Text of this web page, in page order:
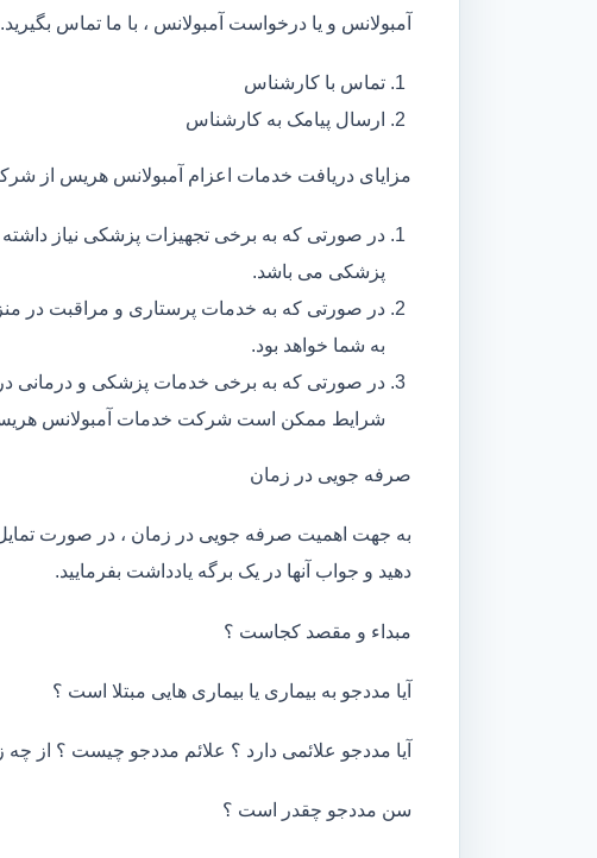
آمبولانس و یا درخواست آمبولانس ، با ما تماس بگیرید.
تماس با کارشناس
ارسال پیامک به کارشناس
مزایای دریافت خدمات اعزام آمبولانس هریس از
در صورتی که به برخی تجهیزات پزشکی نیاز
پزشکی می باشد.
در صورتی که به خدمات پرستاری و مراقبت در
به شما خواهد بود.
در صورتی که به برخی خدمات پزشکی و درمانی در
شرایط ممکن است شرکت خدمات آمبولانس هریس
صرفه جویی در زمان
به جهت اهمیت صرفه جویی در زمان ، در صورت
دهید و جواب آنها در یک برگه یادداشت بفرمایید.
مبداء و مقصد کجاست ؟
آیا مددجو به بیماری یا بیماری هایی مبتلا است ؟
آیا مددجو علائمی دارد ؟ علائم مددجو چیست ؟ از چه
سن مددجو چقدر است ؟